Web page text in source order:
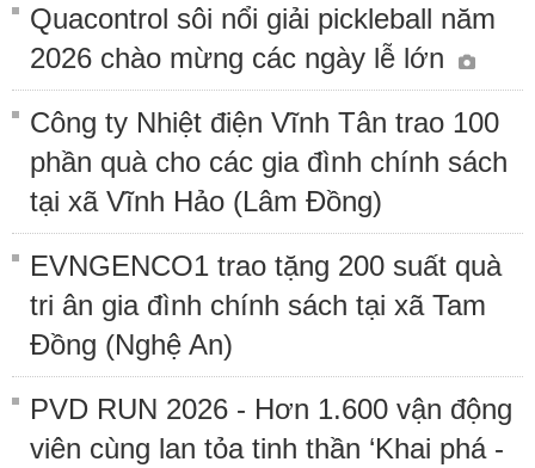
Quacontrol sôi nổi giải pickleball năm
2026 chào mừng các ngày lễ lớn
Công ty Nhiệt điện Vĩnh Tân trao 100
phần quà cho các gia đình chính sách
tại xã Vĩnh Hảo (Lâm Đồng)
EVNGENCO1 trao tặng 200 suất quà
tri ân gia đình chính sách tại xã Tam
Đồng (Nghệ An)
PVD RUN 2026 - Hơn 1.600 vận động
viên cùng lan tỏa tinh thần ‘Khai phá -